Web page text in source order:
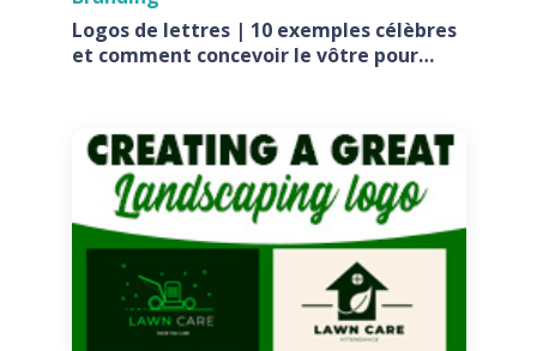
Logos de lettres | 10 exemples célèbres
et comment concevoir le vôtre pour